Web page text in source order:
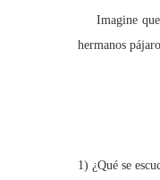
Imagine que
hermanos
1) ¿Qué se